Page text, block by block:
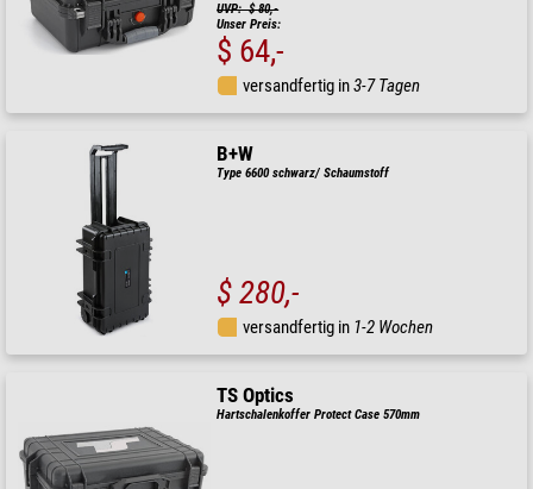
UVP: $ 80,-
Unser Preis:
$ 64,-
versandfertig in3-7 Tagen
B+W
Type 6600 schwarz/ Schaumstoff
$ 280,-
versandfertig in 1-2 Wochen
TS Optics
Hartschalenkoffer Protect Case 570mm